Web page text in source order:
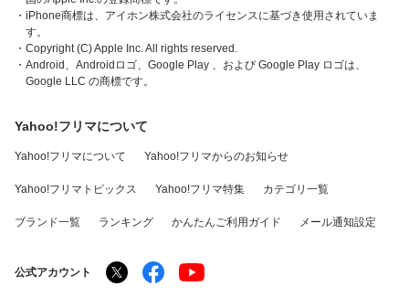
・iPhone商標は、アイホン株式会社のライセンスに基づき使用されていま
す。
・Copyright (C) Apple Inc. All rights reserved.
・Android、Androidロゴ、Google Play 、および Google Play ロゴは、
Google LLC の商標です。
Yahoo!フリマについて
Yahoo!フリマについて Yahoo!フリマからのお知らせ
Yahoo!フリマトピックス Yahoo!フリマ特集 カテゴリ一覧
ブランド一覧 ランキング かんたんご利用ガイド メール通知設定
公式アカウント